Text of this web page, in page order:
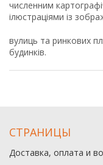
численним
ілюстраціями із
вулиць та ринкових
будинків.
СТРАНИЦЫ
Доставка, оплата и